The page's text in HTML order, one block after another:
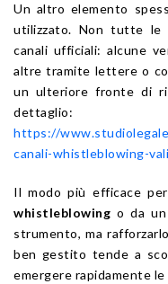
Un altro elemento
utilizzato. Non tutte le
canali ufficiali: alcune
altre tramite lettere o
un ulteriore fronte di
dettaglio:
https://
canali-whistleblowing-
Il modo più efficace
whistleblowing o da
strumento, ma
ben gestito tende a
emergere rapidamente